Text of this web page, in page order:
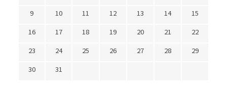
9
10 11 12 13 14
15
16
17 18 19 20 21
22
23
24 25 26 27 28
29
30
31